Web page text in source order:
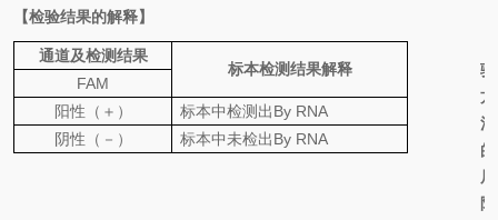
【检验结果的解释】
通道及检测结果
标本检测结果解释
FAM
阳性（＋）
标本中检测 出By RNA
阴性（－）
标本中未检出By RNA
验
方
法
的
局
限